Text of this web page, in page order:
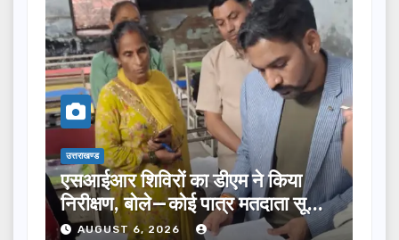
डीएम ने किया
पात्र मतदाता सूची
उत्तराखण्ड
तीलू रौतेली पुरस्कार के लिए
का चयन, 35 आंगनबाड़ी
होंगी सम्मानित…
AUGUST 6, 2026